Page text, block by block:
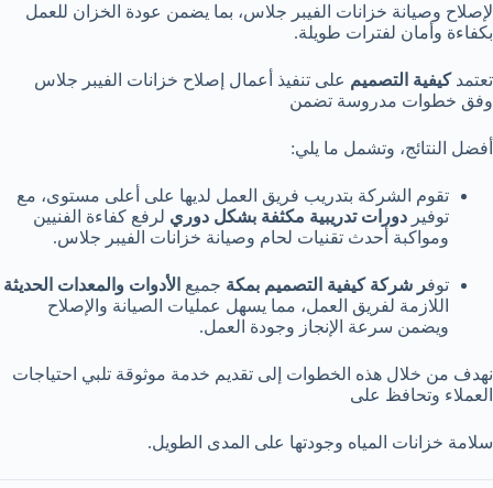
لإصلاح وصيانة خزانات الفيبر جلاس، بما يضمن عودة الخزان للعمل
بكفاءة وأمان لفترات طويلة.
تعتمدكيفية التصميم على تنفيذ أعمال إصلاح خزانات الفيبر جلاس
وفق خطوات مدروسة تضمن
أفضل النتائج، وتشمل ما يلي:
تقوم الشركة بتدريب فريق العمل لديها على أعلى مستوى، مع
توفير دورات تدريبية مكثفة بشكل دوري لرفع كفاءة الفنيين
ومواكبة أحدث تقنيات لحام وصيانة خزانات الفيبر جلاس.
توفر شركة كيفية التصميم بمكة جميع الأدوات والمعدات الحديثة
اللازمة لفريق العمل، مما يسهل عمليات الصيانة والإصلاح
ويضمن سرعة الإنجاز وجودة العمل.
نهدف من خلال هذه الخطوات إلى تقديم خدمة موثوقة تلبي احتياجات
العملاء وتحافظ على
سلامة خزانات المياه وجودتها على المدى الطويل.